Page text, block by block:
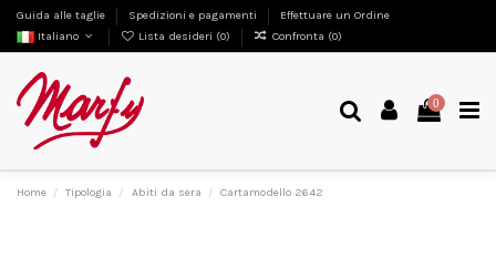
Guida alle taglie Spedizioni e pagamenti
Effettuare un Ordine
Italiano
Lista desideri (0) Confronta (0)
0
Home Tipologia Abiti da sera Cartamodello 2642